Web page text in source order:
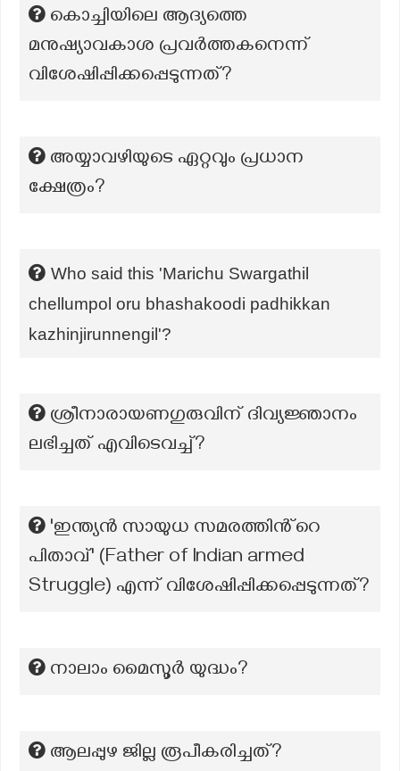
കൊച്ചിയിലെ ആദ്യത്തെ
മനുഷ്യാവകാശ പ്രവര്‍ത്തകനെന്ന്
വിശേഷിപ്പിക്കപ്പെടുന്നത്?
അയ്യാവഴിയുടെ ഏറ്റവും പ്രധാന
ക്ഷേത്രം?
Who said this 'Marichu Swargathil
chellumpol oru bhashakoodi padhikkan
kazhinjirunnengil'?
ശ്രീനാരായണഗുരുവിന് ദിവ്യജ്ഞാനം
ലഭിച്ചത് എവിടെവച്ച്?
'ഇന്ത്യൻ സായുധ സമരത്തിൻ്റെ
പിതാവ്' (Father of Indian armed
Struggle) എന്ന് വിശേഷിപ്പിക്കപ്പെടുന്നത്?
നാലാം മൈസൂർ യുദ്ധം?
ആലപ്പുഴ ജില്ല രൂപീകരിച്ചത്?